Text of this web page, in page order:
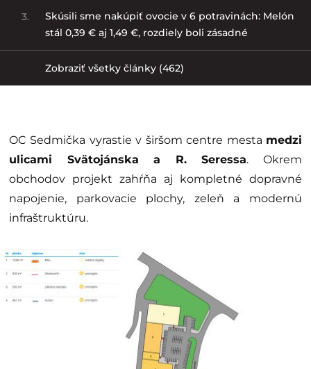
3.
Skúsili sme nakúpiť ovocie v 6 potravinách: Melón
stál 0,39 € aj 1,49 €, rozdiely boli zásadné
Zobraziť všetky články (462)
OC Sedmička vyrastie v širšom centre mesta medzi
ulicami Svätojánska a R. Seressa. Okrem
obchodov projekt zahŕňa aj kompletné dopravné
napojenie, parkovacie plochy, zeleň a modernú
infraštruktúru.